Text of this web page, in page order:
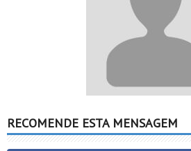
RECOMENDE ESTA MENSAGEM